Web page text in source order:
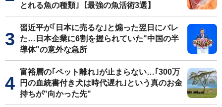
とれる魚の種類｣【最強の魚活術3選】
習近平が｢日本に売るな｣と煽った翌日にバレ
た…日本企業に6割を握られていた"中国の半
導体"の意外な急所
富裕層の｢ペット離れ｣が止まらない…｢300万
円の血統書付き犬は時代遅れ｣という真のお金
持ちが"向かった先"